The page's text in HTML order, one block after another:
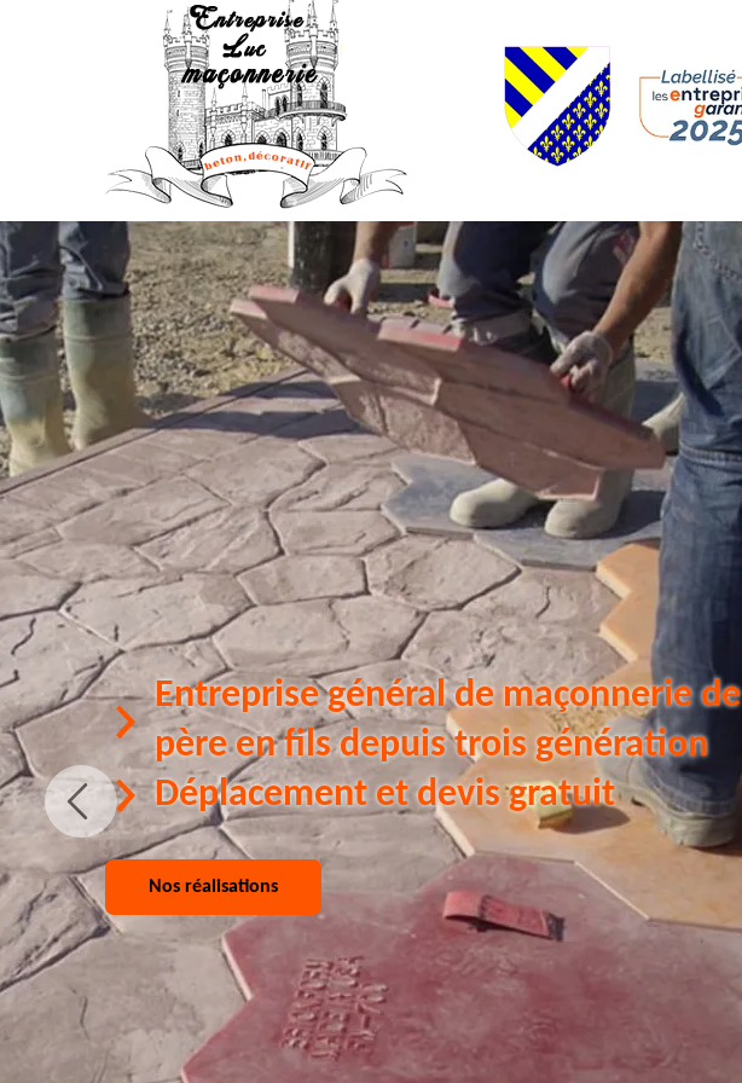
Entreprise général de maçonnerie de
père en fils depuis trois génération
Déplacement et devis gratuit
Nos réalisations